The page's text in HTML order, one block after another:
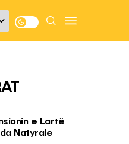
e Lartë
Natyrale